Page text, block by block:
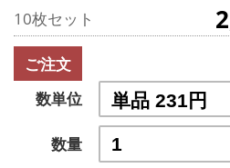
10枚セット
ご注文
数単位
数量